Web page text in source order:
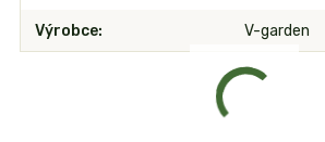
Výrobce V-garden